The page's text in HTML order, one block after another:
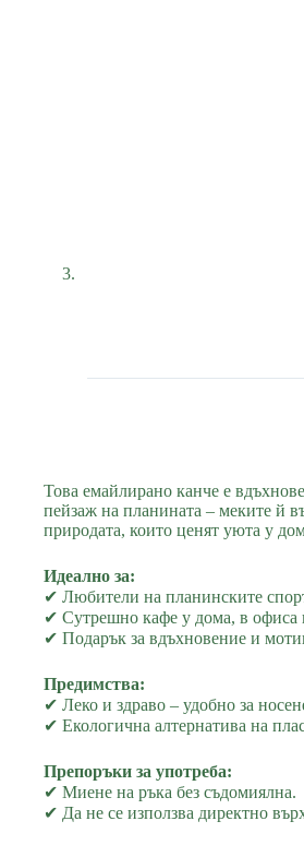
Това емайлирано канче е
пейзаж на планината – меките й
природата, които ценят уюта у
Идеално за:
✔ Любители на планинските
✔ Сутрешно кафе у дома, в офиса
✔ Подарък за вдъхновение и
Предимства:
✔ Леко и здраво – удобно за
✔ Екологична алтернатива на
Препоръки за употреба:
✔ Миене на ръка без съдомиялна.
✔ Да не се използва директно